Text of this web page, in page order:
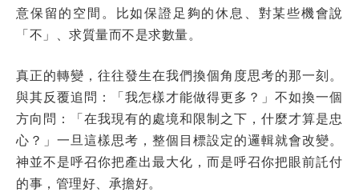
意保留的空間。比如保證足夠的休息、對某些機會說
「不」、求質量而不是求數量。
真正的轉變，往往發生在我們換個角度思考的那一刻。
與其反覆追問：「我怎樣才能做得更多？」不如換一個
方向問：「在我現有的處境和限制之下，什麼才算是忠
心？」一旦這樣思考，整個目標設定的邏輯就會改變。
神並不是呼召你把產出最大化，而是呼召你把眼前託付
的事，管理好、承擔好。